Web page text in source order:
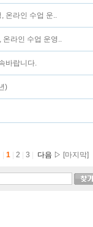
온라인 수업 운..
라인 수업 운영..
바랍니다.
)
1 2 3 다음 ▷ [마지막]